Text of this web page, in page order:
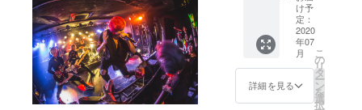
ラック
・サイ
ズ展開
M / L /
XL /
XXL ※支
援時に
ミスト
・カ
ラー展
開 ホワ
イト / ラ
イトグ
レー 支
援時に
け予
定：
2020
年07
月
詳細を見る
こ
の
リ
タ
ー
ン
を
選
択